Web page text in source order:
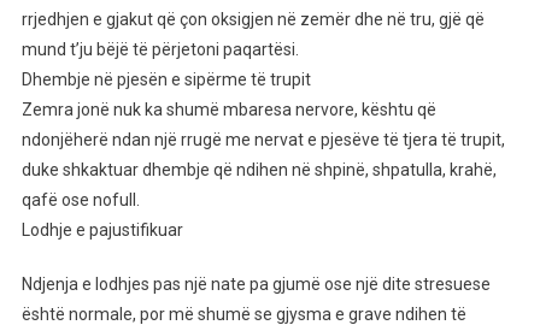
rrjedhjen e gjakut që çon oksigjen në zemër dhe në tru, gjë që
mund t’ju bëjë të përjetoni paqartësi.
Dhembje në pjesën e sipërme të trupit
Zemra jonë nuk ka shumë mbaresa nervore, kështu që
ndonjëherë ndan një rrugë me nervat e pjesëve të tjera të trupit,
duke shkaktuar dhembje që ndihen në shpinë, shpatulla, krahë,
qafë ose nofull.
Lodhje e pajustifikuar
Ndjenja e lodhjes pas një nate pa gjumë ose një dite stresuese
është normale, por më shumë se gjysma e grave ndihen të